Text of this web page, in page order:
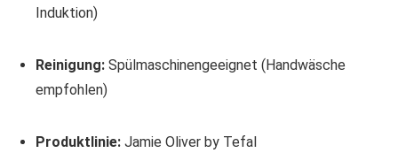
Induktion)
Reinigung:Spülmaschinengeeignet (Handwäsche
empfohlen)
Produktlinie:Jamie Oliver by Tefal